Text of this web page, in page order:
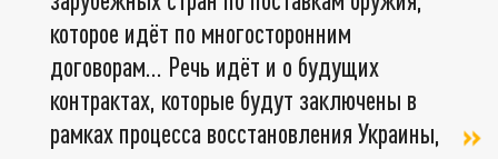
которое идёт по многосторонним
договорам… Речь идёт и о будущих
контрактах, которые будут заключены в
рамках процесса восстановления Украины,